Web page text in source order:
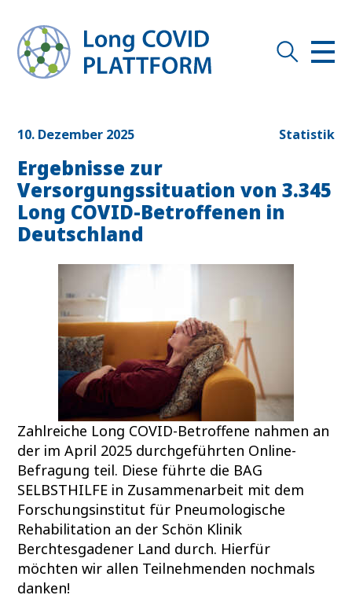
10. Dezember 2025 Statistik
Ergebnisse zur
Versorgungssituation von 3.345
Long COVID-Betroffenen in
Deutschland
Zahlreiche Long COVID-Betroffene nahmen an
der im April 2025 durchgeführten Online-
Befragung teil. Diese führte die BAG
SELBSTHILFE in Zusammenarbeit mit dem
Forschungsinstitut für Pneumologische
Rehabilitation an der Schön Klinik
Berchtesgadener Land durch. Hierfür
möchten wir allen Teilnehmenden nochmals
danken!